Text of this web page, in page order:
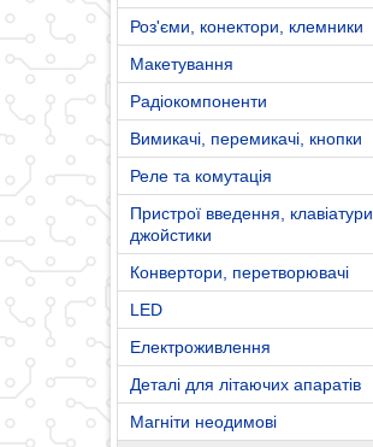
Роз'єми, конектори, клемники
Макетування
Радіокомпоненти
Вимикачі, перемикачі, кнопки
Реле та комутація
Пристрої введення, клавіатури,
джойстики
Конвертори, перетворювачі
LED
Електроживлення
Деталі для літаючих апаратів
Магніти неодимові